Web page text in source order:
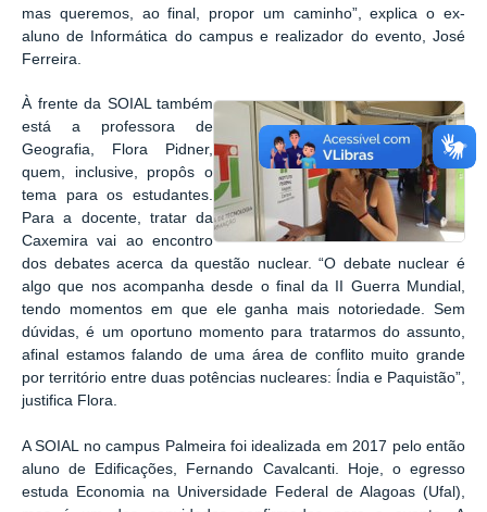
mas queremos, ao final, propor um caminho”, explica o ex-
aluno de Informática do campus e realizador do evento, José
Ferreira.
À frente da SOIAL também
está a professora de
Geografia, Flora Pidner,
quem, inclusive, propôs o
tema para os estudantes.
Para a docente, tratar da
Caxemiravai ao encontro
dos debates acerca da questão nuclear. “O debate nuclear é
algo que nos acompanha desde o final da II Guerra Mundial,
tendo momentos em que ele ganha mais notoriedade. Sem
dúvidas, é um oportuno momento para tratarmos do assunto,
afinal estamos falando de uma área de conflito muito grande
por território entre duas potências nucleares: Índia e Paquistão”,
justifica Flora.
A SOIAL no campus Palmeira foi idealizada em 2017 pelo então
aluno de Edificações, Fernando Cavalcanti. Hoje, o egresso
estuda Economia na Universidade Federal de Alagoas (Ufal),